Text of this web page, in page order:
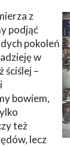
z
podjąć
pokoleń
w
ściślej –
bowiem,
też
lecz